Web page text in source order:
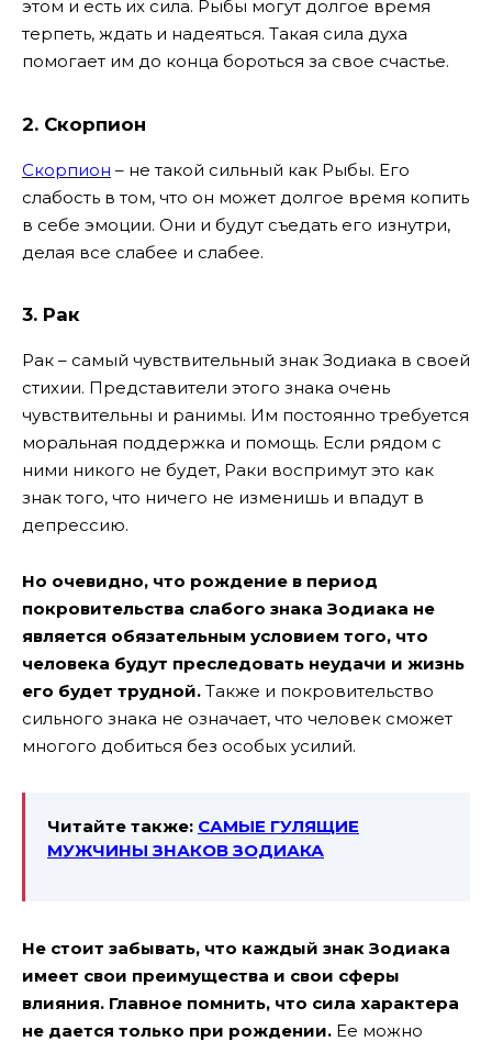
этом и есть их сила. Рыбы могут долгое время
терпеть, ждать и надеяться. Такая сила духа
помогает им до конца бороться за свое счастье.
2. Скорпион
Скорпион – не такой сильный как Рыбы. Его
слабость в том, что он может долгое время копить
в себе эмоции. Они и будут съедать его изнутри,
делая все слабее и слабее.
3. Рак
Рак – самый чувствительный знак Зодиака в своей
стихии. Представители этого знака очень
чувствительны и ранимы. Им постоянно требуется
моральная поддержка и помощь. Если рядом с
ними никого не будет, Раки воспримут это как
знак того, что ничего не изменишь и впадут в
депрессию.
Но очевидно, что рождение в период
покровительства слабого знака Зодиака не
является обязательным условием того, что
человека будут преследовать неудачи и жизнь
его будет трудной. Также и покровительство
сильного знака не означает, что человек сможет
многого добиться без особых усилий.
Читайте также: САМЫЕ ГУЛЯЩИЕ
МУЖЧИНЫ ЗНАКОВ ЗОДИАКА
Не стоит забывать, что каждый знак Зодиака
имеет свои преимущества и свои сферы
влияния. Главное помнить, что сила характера
не дается только при рождении. Ее можно